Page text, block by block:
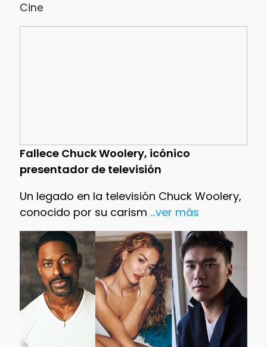
Cine
Fallece Chuck Woolery, icónico
presentador de televisión
Un legado en la televisión Chuck Woolery,
conocido por su carism ...ver más